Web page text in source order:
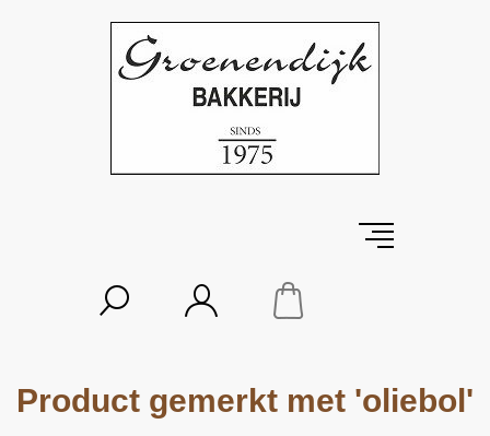
Product gemerkt met 'oliebol'